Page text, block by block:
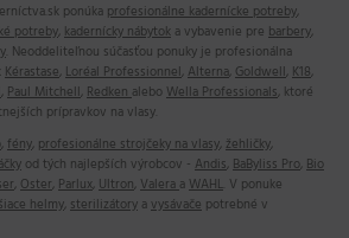
ponúka profesionálne kadernícke potreby,
potreby, kadernícky nábytok a vybavenie pre barbery,
. Neoddeliteľnou súčasťou ponuky je profesionálna
Kérastase, Loréal Professionnel, Alterna, Goldwell, K18,
, Paul Mitchell, RedkenaleboWella Professionals, ktoré
prípravkov na vlasy.
, fény, profesionálne strojčeky na vlasy, žehličky,
od tých najlepších výrobcov - Andis, BaByliss Pro, Bio
, Oster, Parlux, Ultron, ValeraaWAHL . V ponuke
helmy, sterilizátory avysávače potrebné v